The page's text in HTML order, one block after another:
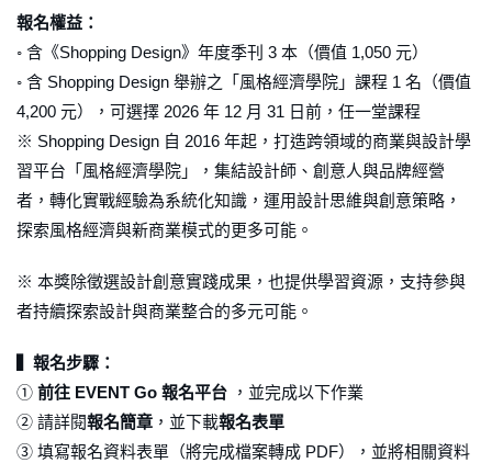
報名權益：
◦ 含《Shopping Design》年度季刊 3 本（價值 1,050 元）
◦ 含 Shopping Design 舉辦之「風格經濟學院」課程 1 名（價值
4,200 元），可選擇 2026 年 12 月 31 日前，任一堂課程
※ Shopping Design 自 2016 年起，打造跨領域的商業與設計學
習平台「風格經濟學院」，集結設計師、創意人與品牌經營
者，轉化實戰經驗為系統化知識，運用設計思維與創意策略，
探索風格經濟與新商業模式的更多可能。
※ 本獎除徵選設計創意實踐成果，也提供學習資源，支持參與
者持續探索設計與商業整合的多元可能。
▍報名步驟：
① 前往 EVENT Go 報名平台 ，並完成以下作業
② 請詳閱報名簡章 ，並下載報名表單
③ 填寫報名資料表單（將完成檔案轉成 PDF），並將相關資料